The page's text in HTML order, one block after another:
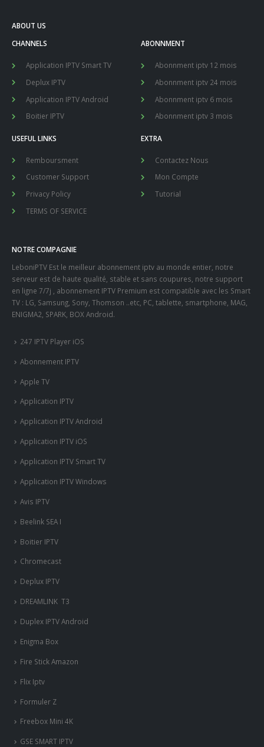
ABOUT US
CHANNELS
Application IPTV Smart TV
Deplux IPTV
Application IPTV Android
Boitier IPTV
ABONNMENT
Abonnment iptv 12 mois
Abonnment iptv 24 mois
Abonnment iptv 6 mois
Abonnment iptv 3 mois
USEFUL LINKS
Remboursment
Customer Support
Privacy Policy
TERMS OF SERVICE
EXTRA
Contactez Nous
Mon Compte
Tutorial
NOTRE COMPAGNIE
LeboniPTV Est le meilleur abonnement iptv au monde entier, notre
serveur est de haute qualité, stable et sans coupures, notre support
en ligne 7/7j , abonnement IPTV Premium est compatible avec les Smart
TV : LG, Samsung, Sony, Thomson ..etc, PC, tablette, smartphone, MAG,
ENIGMA2, SPARK, BOX Android.
247 IPTV Player iOS
Abonnement IPTV
Apple TV
Application IPTV
Application IPTV Android
Application IPTV iOS
Application IPTV Smart TV
Application IPTV Windows
Avis IPTV
Beelink SEA I
Boitier IPTV
Chromecast
Deplux IPTV
DREAMLINK T3
Duplex IPTV Android
Enigma Box
Fire Stick Amazon
Flix Iptv
Formuler Z
Freebox Mini 4K
‎GSE SMART IPTV